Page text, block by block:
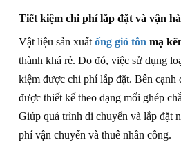
Tiết kiệm chi phí lắp đặt và vận
Vật liệu sản xuất ống gió tôn mạ
thành khá rẻ. Do đó, việc sử dụng
kiệm được chi phí lắp đặt. Bên cạnh
được thiết kế theo dạng mối ghép
Giúp quá trình di chuyển và lắp đặt
phí vận chuyển và thuê nhân công.